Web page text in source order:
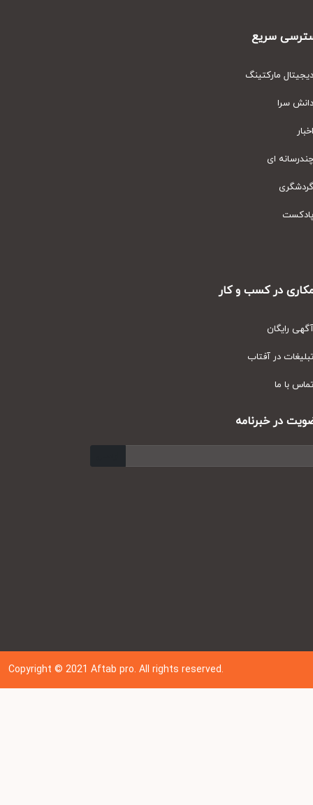
سریع
مارکتینگ
سرا
ای
در کسب و کار
رایگان
در آفتاب
با ما
در خبرنامه
Copyright © 202 1Aftab pro. All rights reserved.